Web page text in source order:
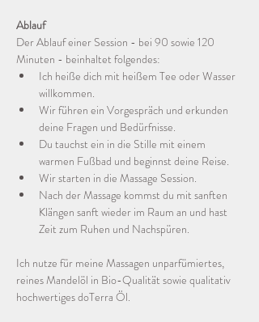
Ablauf
Der Ablauf einer Session - bei 90 sowie 120
Minuten - beinhaltet folgendes:
Ich heiße dich mit heißem Tee oder Wasser
willkommen.
Wir führen ein Vorgespräch und erkunden
deine Fragen und Bedürfnisse.
Du tauchst ein in die Stille mit einem
warmen Fußbad und beginnst deine Reise.
Wir starten in die Massage Session.
Nach der Massage kommst du mit sanften
Klängen sanft wieder im Raum an und hast
Zeit zum Ruhen und Nachspüren.
Ich nutze für meine Massagen unparfümiertes,
reines Mandelöl in Bio-Qualität sowie qualitativ
hochwertiges doTerra Öl.